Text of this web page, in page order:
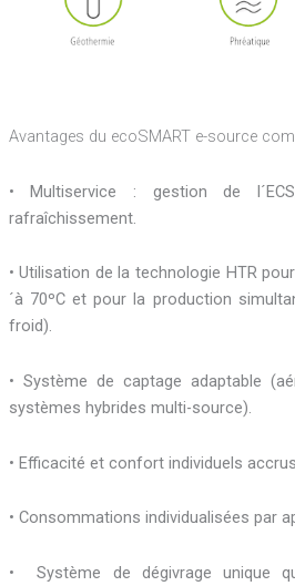
Avantages du ecoSMART e-source
• Multiservice : gestion de
rafraîchissement.
• Utilisation de la technologie HTR
´à 70ºC et pour la production
froid).
• Système de captage adaptable
systèmes hybrides multi-source).
• Efficacité et confort individuels accrus.
• Consommations individualisées par
• Système de dégivrage unique